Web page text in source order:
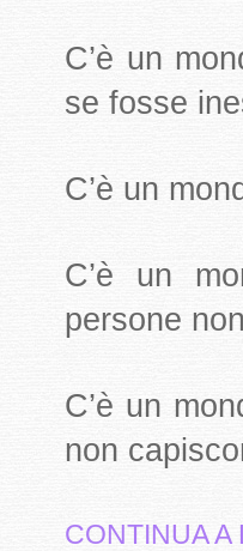
C’è un
se fosse
C’è un
C’è un
persone
C’è un
non
CONTINUA A